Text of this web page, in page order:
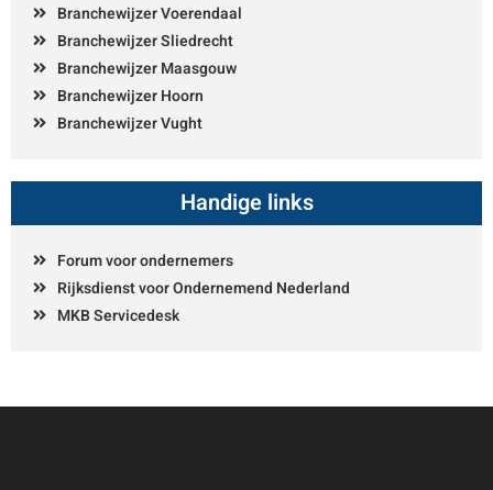
Branchewijzer Voerendaal
Branchewijzer Sliedrecht
Branchewijzer Maasgouw
Branchewijzer Hoorn
Branchewijzer Vught
Handige links
Forum voor ondernemers
Rijksdienst voor Ondernemend Nederland
MKB Servicedesk